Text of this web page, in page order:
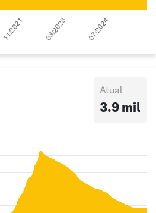
Atual
3.9 mil